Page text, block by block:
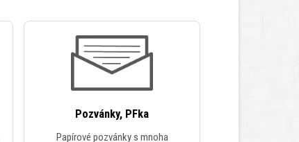
Pozvánky, PFka
Papírové pozvánky s mnoha